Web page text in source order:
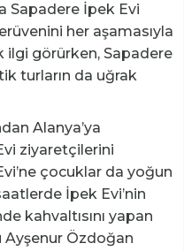
Sapadere İpek Evi
her aşamasıyla
ilgi görürken, Sapadere
turların da uğrak
Alanya’ya
ziyaretçilerini
çocuklar da yoğun
İpek Evi’nin
kahvaltısını yapan
Ayşenur Özdoğan